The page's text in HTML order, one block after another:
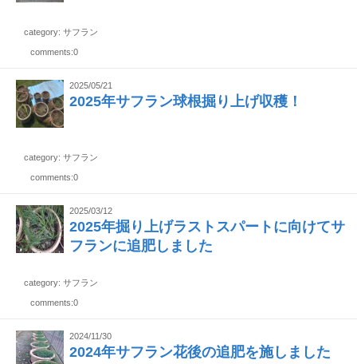
category: サフラン
comments:0
2025/05/21
2025年サフラン球根掘り上げ収穫！
category: サフラン
comments:0
2025/03/12
2025年掘り上げラストスパートに向けてサ
フランに追肥しました
category: サフラン
comments:0
2024/11/30
2024年サフラン花後の追肥を施しました